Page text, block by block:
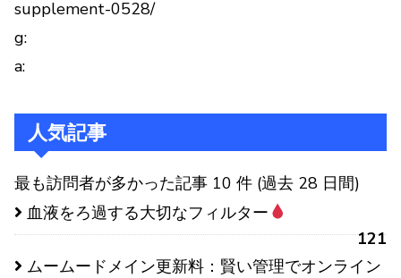
supplement-0528/
g:
a:
人気記事
最も訪問者が多かった記事 10 件 (過去 28 日間)
血液をろ過する大切なフィルター
121
ムームードメイン更新料：賢い管理でオンライン